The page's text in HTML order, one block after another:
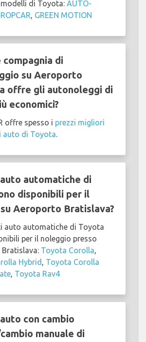
di Toyota: AUTO-
GREEN MOTION
compagnia di
su Aeroporto
offre gli autonoleggi di
economici?
offre spesso i prezzi migliori
auto di Toyota
automatiche di
disponibili per il
Aeroporto Bratislava?
auto automatiche di Toyota
per il noleggio presso
Toyota Corolla
Hybrid
Toyota Corolla
Toyota Rav4
con cambio
manuale di